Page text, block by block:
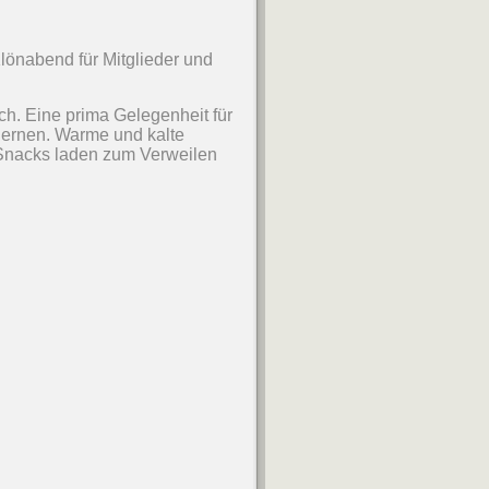
für Mitglieder und
Eine prima Gelegenheit für
Warme und kalte
laden zum Verweilen